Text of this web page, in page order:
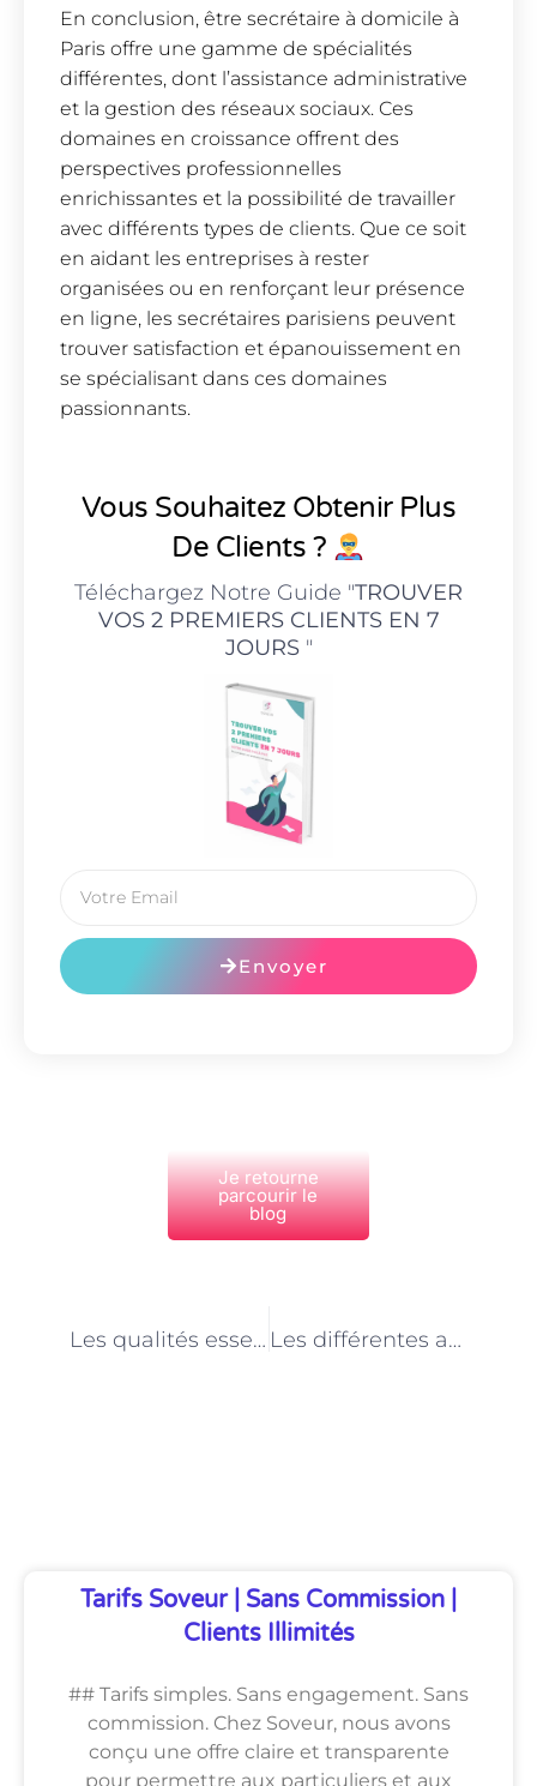
En conclusion, être secrétaire à domicile à
Paris offre une gamme de spécialités
différentes, dont l’assistance administrative
et la gestion des réseaux sociaux. Ces
domaines en croissance offrent des
perspectives professionnelles
enrichissantes et la possibilité de travailler
avec différents types de clients. Que ce soit
en aidant les entreprises à rester
organisées ou en renforçant leur présence
en ligne, les secrétaires parisiens peuvent
trouver satisfaction et épanouissement en
se spécialisant dans ces domaines
passionnants.
Vous Souhaitez Obtenir Plus
De Clients ?
Téléchargez Notre Guide "TROUVER
VOS 2 PREMIERS CLIENTS EN 7
JOURS"
Envoyer
Je retourne
parcourir le
blog
Les qualités essentielles d’un bon coach mental à Paris Les différentes approches utilisées par les coachs mentaux à Paris
Tarifs Soveur | Sans Commission |
Clients Illimités
## Tarifs simples. Sans engagement. Sans
commission. Chez Soveur, nous avons
conçu une offre claire et transparente
pour permettre aux particuliers et aux